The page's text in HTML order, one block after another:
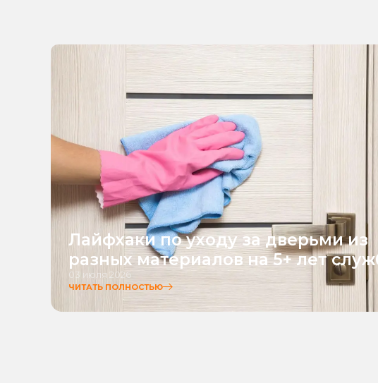
Лайфхаки по уходу за дверьми из
разных материалов на 5+ лет
03 июля 2026
ЧИТАТЬ ПОЛНОСТЬЮ